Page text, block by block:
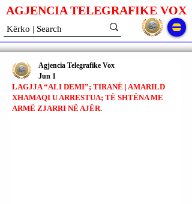
AGJENCIA TELEGRAFIKE VOX
LAGJJA “ALI DEMI”; TIRANË | AMARILD
XHAMAQI U ARRESTUA; TË SHTËNA ME
ARMË ZJARRI NË AJËR.
Agjencia Telegrafike Vox
Jun 1